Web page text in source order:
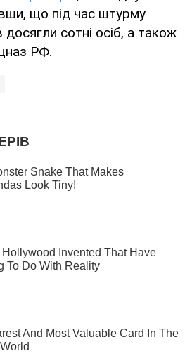
що під час штурму
досягли сотні осіб, а також
РФ.